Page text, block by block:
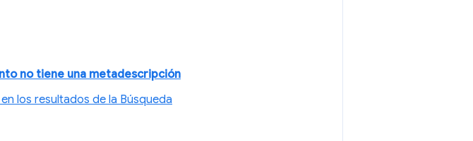
no tiene una metadescripción
los resultados de la Búsqueda